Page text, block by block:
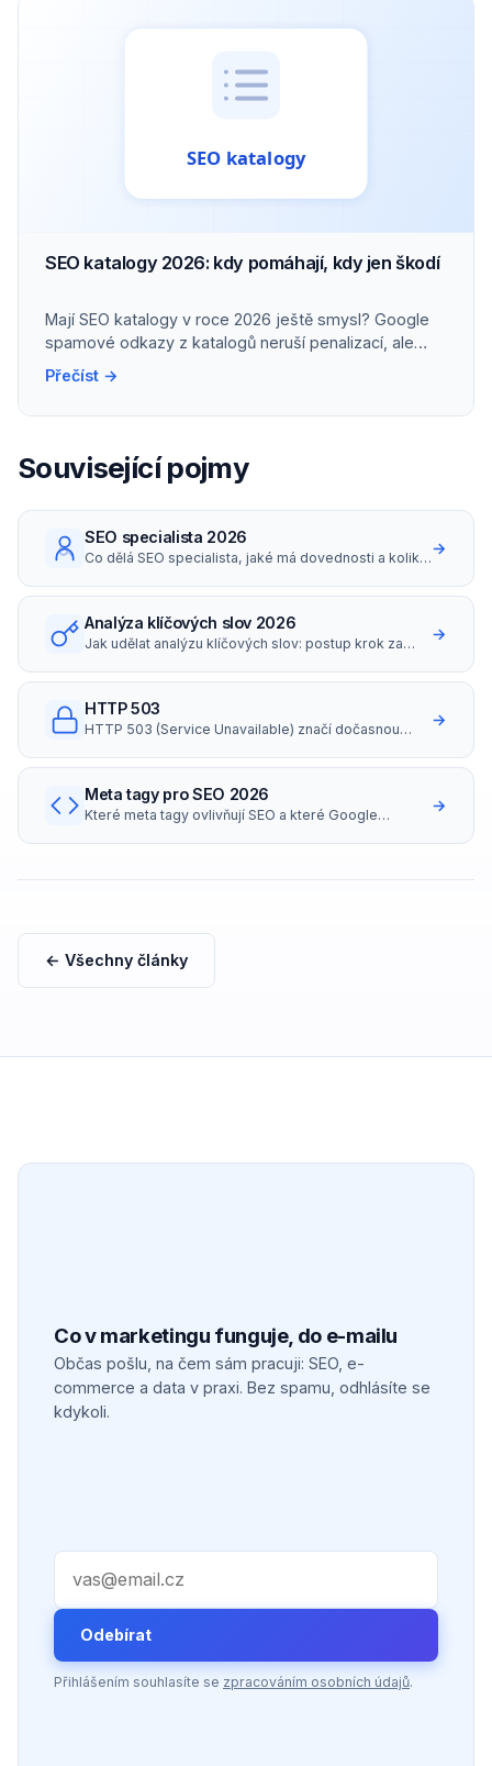
SEO katalogy 2026: kdy pomáhají, kdy jen škodí
Mají SEO katalogy v roce 2026 ještě smysl? Google
spamové odkazy z katalogů neruší penalizací, ale
neutralizuje.
Přečíst →
Související pojmy
SEO specialista 2026
Co dělá SEO specialista, jaké má dovednosti a kolik
→
Analýza klíčových slov 2026
Jak udělat analýzu klíčových slov: postup krok za
strategie a search intent.
→
HTTP 503
HTTP 503 (Service Unavailable) značí dočasnou
→
Meta tagy pro SEO 2026
Které meta tagy ovlivňují SEO a které Google
→
← Všechny články
Co v marketingu funguje, do e-mailu
Občas pošlu, na čem sám pracuji: SEO, e-
commerce a data v praxi. Bez spamu, odhlásíte se
kdykoli.
Váš e-mail
Odebírat
Přihlášením souhlasíte se zpracováním osobních údajů.